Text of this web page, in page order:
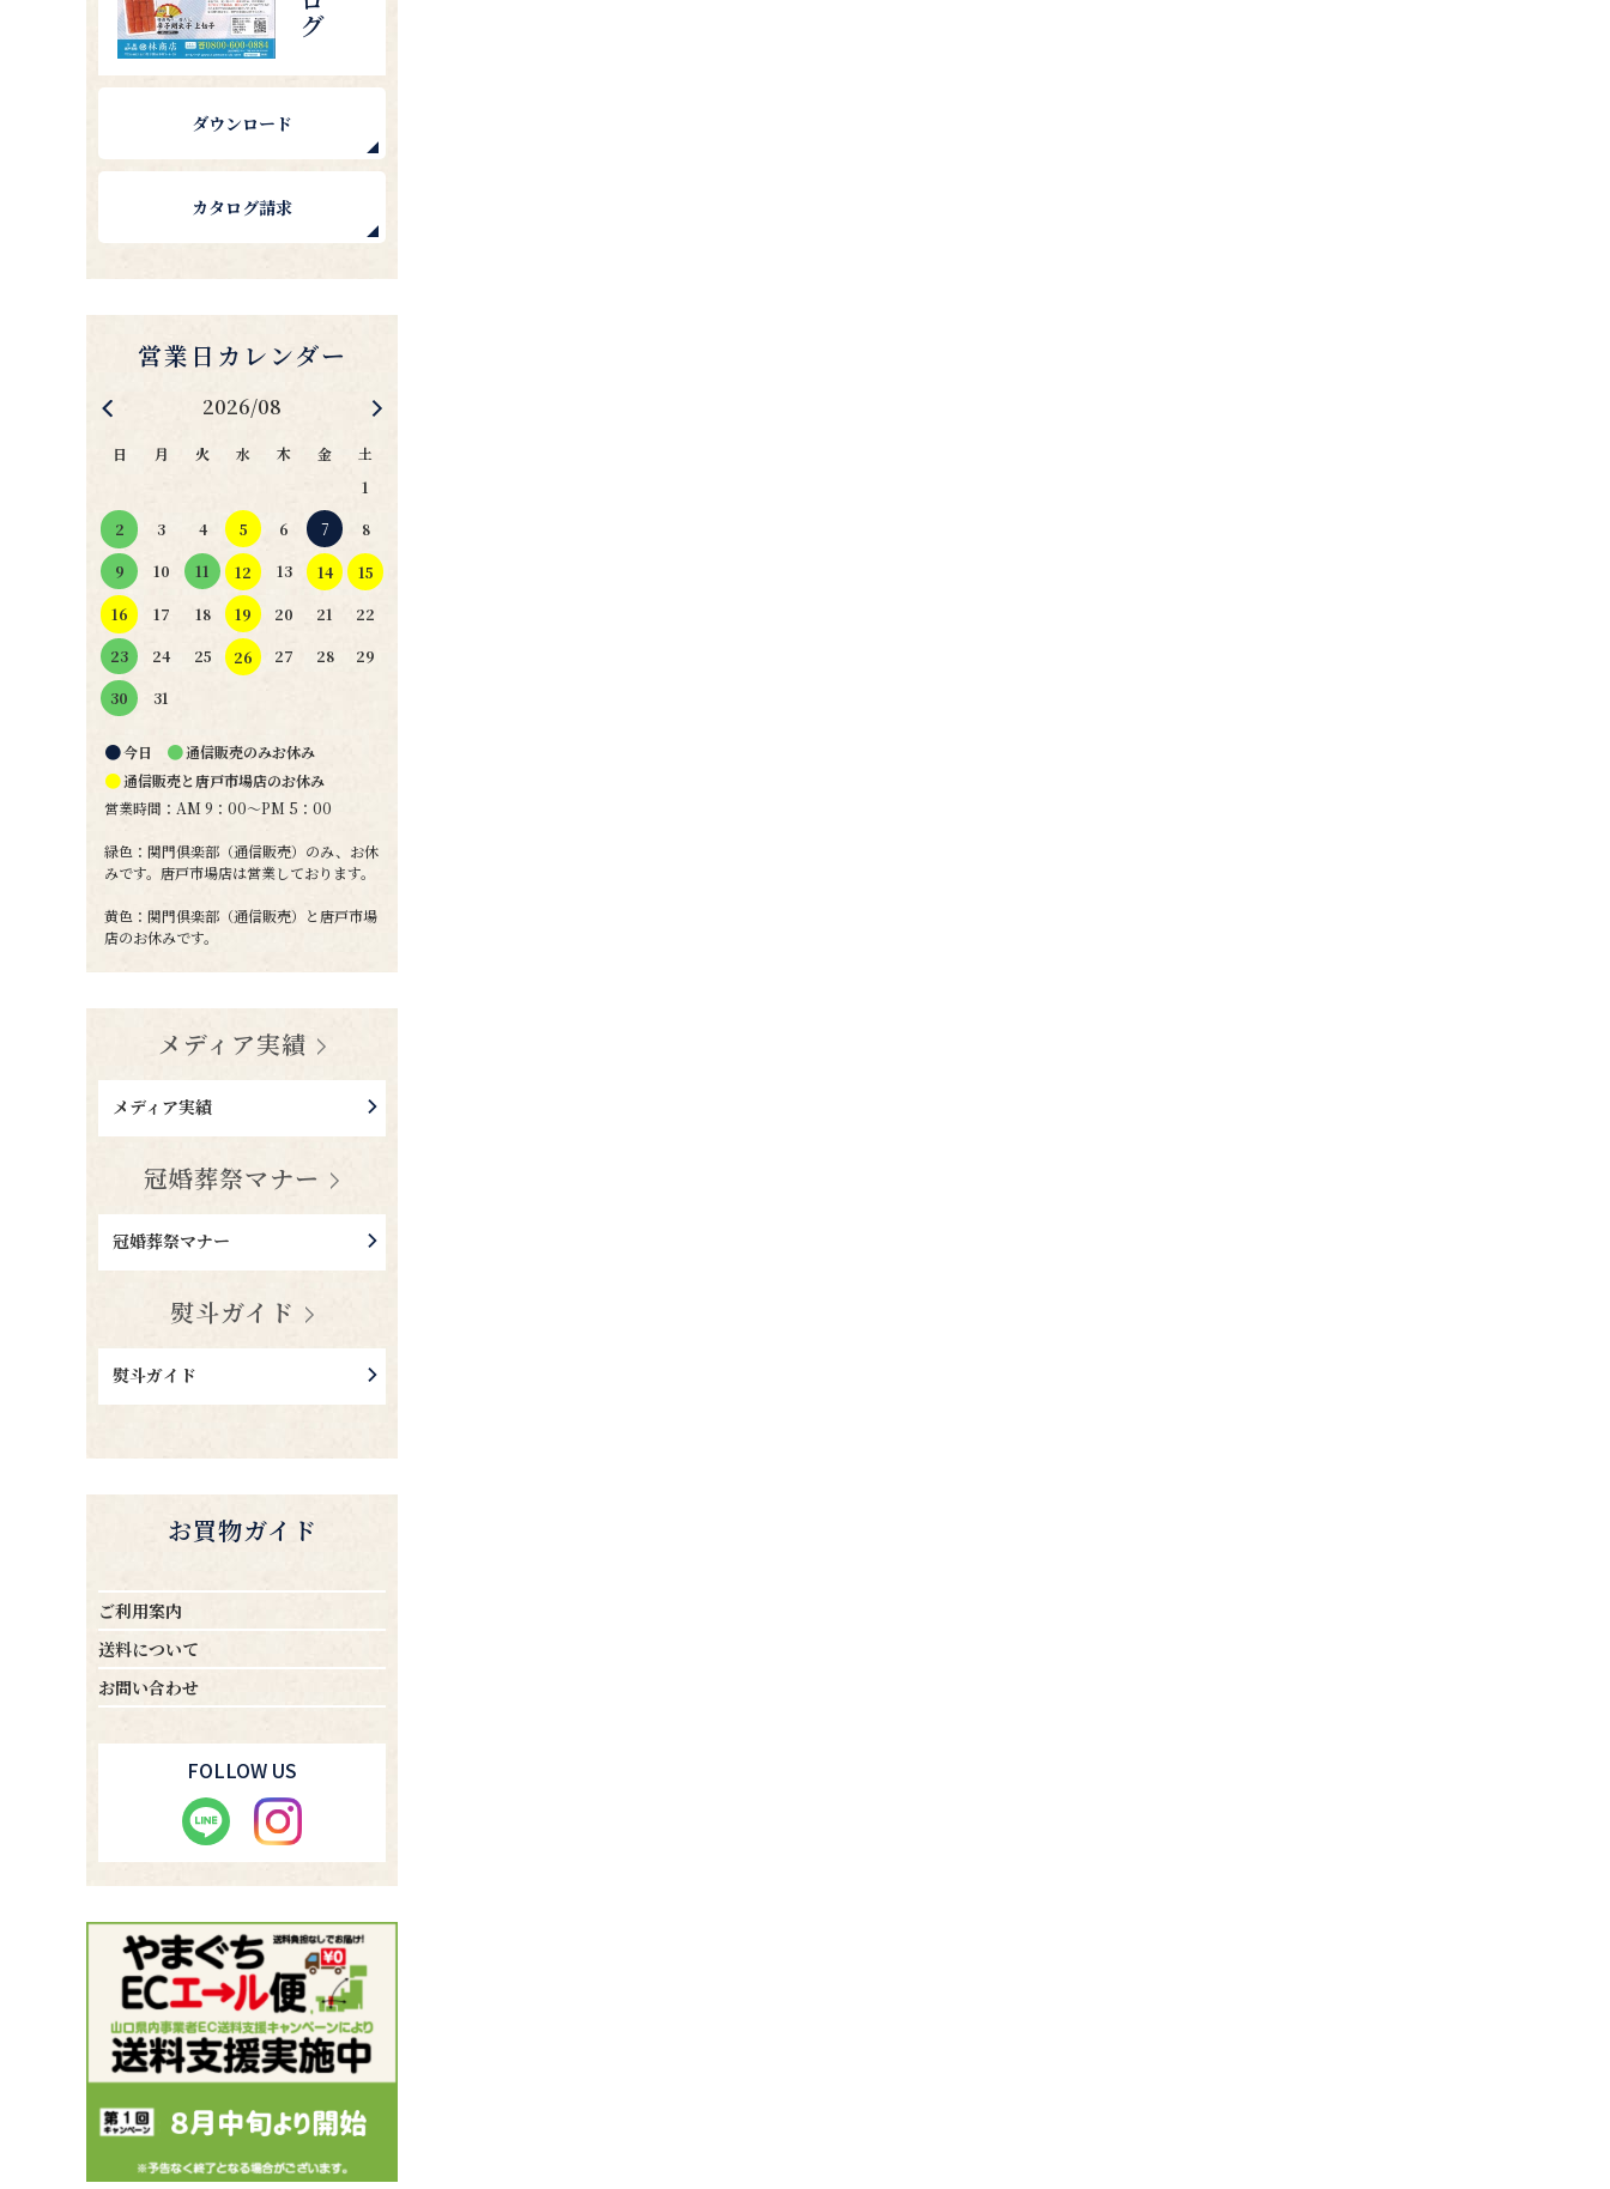
ダウンロード
カタログ請求
2026/08
日 月 火 水 木 金
土
1
2 3 4 5 6 7 8
9 10 11 12 13 14 15
16 17 18 19 20 21 22
23 24 25 26 27 28 29
30 31
●今日 ●通信販売のみお休み
●通信販売と唐戸市場店のお休み
営業時間：AM 9：00～PM 5：00
緑色：関門倶楽部（通信販売）のみ、お休
みです。唐戸市場店は営業しております。
黄色：関門倶楽部（通信販売）と唐戸市場
店のお休みです。
メディア実績
メディア実績
冠婚葬祭マナー
冠婚葬祭マナー
熨斗ガイド
熨斗ガイド
お買物ガイド
ご利用案内
送料について
お問い合わせ
FOLLOW US